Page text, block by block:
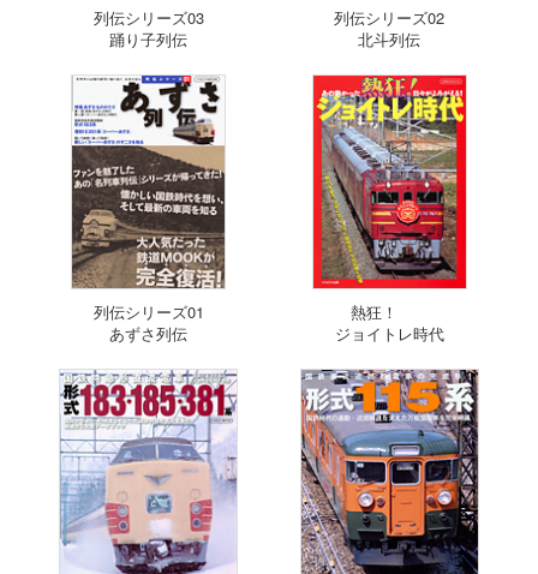
列伝シリーズ03
踊り子列伝
列伝シリーズ02
北斗列伝
列伝シリーズ01
あずさ列伝
熱狂！
ジョイトレ時代